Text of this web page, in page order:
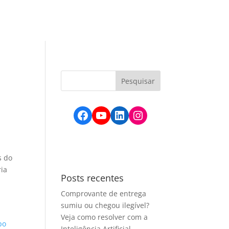
do
Facebook
YouTube
LinkedIn
Instagram
Posts recentes
Comprovante de entrega
sumiu ou chegou ilegível?
Veja como resolver com a